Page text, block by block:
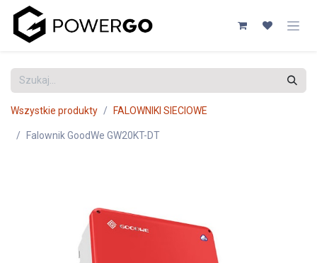
Przejdź do zawartości
Wszystkie produkty FALOWNIKI SIECIOWE
Falownik GoodWe GW20KT-DT